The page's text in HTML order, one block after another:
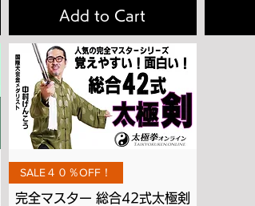
Add to Cart
Quick View
SALE４０％OFF！
完全マスター 総合42式太極剣